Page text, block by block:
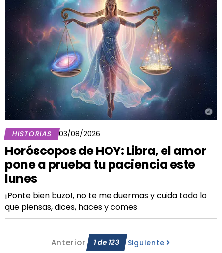
HISTORIAS 03/08/2026
Horóscopos de HOY: Libra, el amor
pone a prueba tu paciencia este
lunes
¡Ponte bien buzo!, no te me duermas y cuida todo lo
que piensas, dices, haces y comes
Anterior 1de123 Siguiente